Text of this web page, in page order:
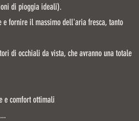
di pioggia ideali).
e fornire il massimo dell'aria fresca, tanto
di occhiali da vista, che avranno una totale
e comfort ottimali